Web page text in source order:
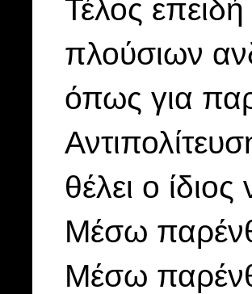
Τέλος
πλούσιων
όπως για
θέλει ο
Μέσω
Μέσω